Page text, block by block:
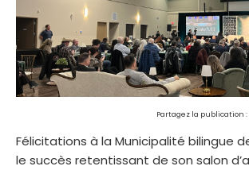
Partagez la publication :
Félicitations à la Municipalité bilingue
le succès retentissant de son salon